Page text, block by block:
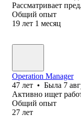
Рассматривает
Общий опыт
19 лет 1 месяц
Operation Manager
47 лет • Была 7
Активно ищет
Общий опыт
27 лет